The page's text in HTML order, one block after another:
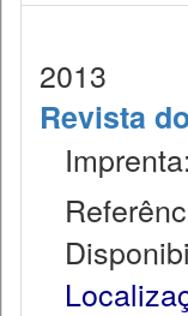
2013
Revista